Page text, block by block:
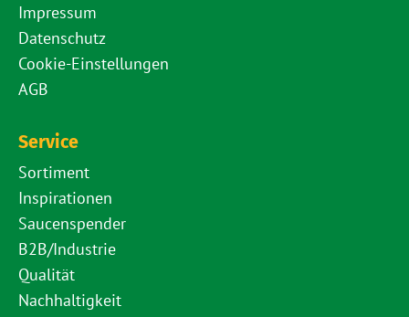
Impressum
Datenschutz
Cookie-Einstellungen
AGB
Service
Sortiment
Inspirationen
Saucenspender
B2B/Industrie
Qualität
Nachhaltigkeit